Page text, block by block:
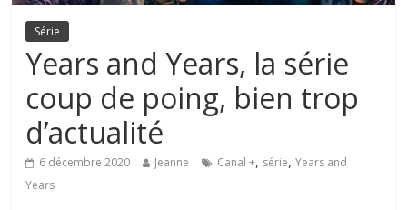
Série
Years and Years, la série
coup de poing, bien trop
d’actualité
6 décembre 2020 Jeanne Canal +, série,Years and
Years